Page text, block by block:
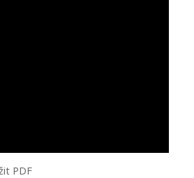
PDF